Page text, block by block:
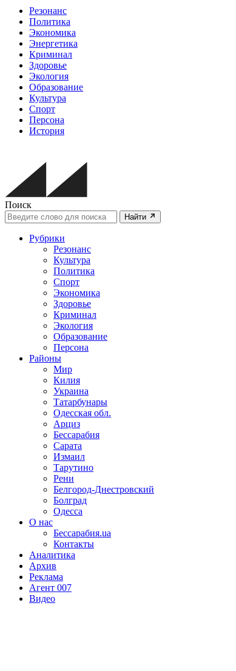
Резонанс
Политика
Экономика
Энергетика
Криминал
Здоровье
Экология
Образование
Культура
Спорт
Персона
История
Поиск
Найти
Рубрики
Резонанс
Культура
Политика
Спорт
Экономика
Здоровье
Криминал
Экология
Образование
Персона
Районы
Мир
Килия
Украина
Татарбунары
Одесская обл.
Арциз
Бессарабия
Сарата
Измаил
Тарутино
Рени
Белгород-Днестровский
Болград
Одесса
О нас
Бессарабия.ua
Контакты
Аналитика
Архив
Реклама
Агент 007
Видео